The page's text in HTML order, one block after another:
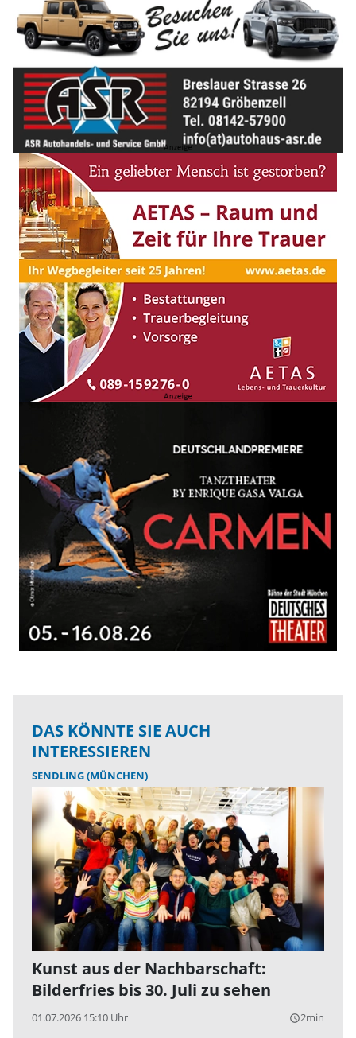
DAS KÖNNTE SIE AUCH
INTERESSIEREN
SENDLING (MÜNCHEN)
Kunst aus der Nachbarschaft:
Bilderfries bis 30. Juli zu sehen
01.07.2026 15:10 Uhr query_builder2min